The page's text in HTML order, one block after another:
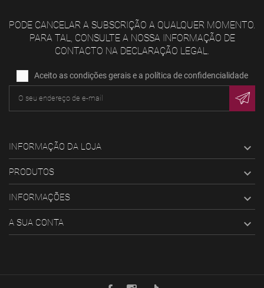
PODE CANCELAR A SUBSCRIÇÃO A QUALQUER MOMENTO.
PARA TAL, CONSULTE A NOSSA INFORMAÇÃO DE
CONTACTO NA DECLARAÇÃO LEGAL.
Aceito as condições gerais e a política de confidencialidade
INFORMAÇÃO DA LOJA 
PRODUTOS 
INFORMAÇÕES 
A SUA CONTA 